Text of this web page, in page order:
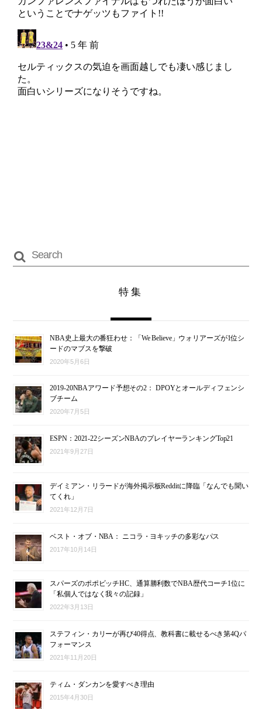
特集
NBA史上最大の番狂わせ：「We Believe」ウォリアーズが1位シ
ードのマブスを撃破
2020年5月6日
2019-20NBAアワード予想その2： DPOYとオールディフェンシ
ブチーム
2020年7月5日
ESPN：2021-22シーズンNBAのプレイヤーランキングTop21
2021年9月27日
デイミアン・リラードが海外掲示板Redditに降臨「なんでも聞い
てくれ」
2021年12月7日
ベスト・オブ・NBA： ニコラ・ヨキッチの多彩なパス
2017年10月14日
スパーズのポポビッチHC、通算勝利数でNBA歴代コーチ1位に
「私個人ではなく我々の記録」
2022年3月13日
ステフィン・カリーが再び40得点、教科書に載せるべき第4Qパ
フォーマンス
2021年11月20日
ティム・ダンカンを愛すべき理由
2015年4月30日